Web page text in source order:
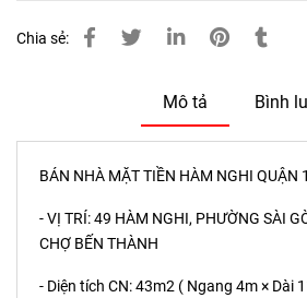
Chia sẻ:
Mô tả Bình
BÁN NHÀ MẶT TIỀN HÀM NGHI QUẬN 1
- VỊ TRÍ: 49 HÀM NGHI, PHƯỜNG SÀI
CHỢ BẾN THÀNH
- Diện tích CN: 43m2 ( Ngang 4m × Dài